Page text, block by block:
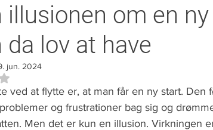
Stress og samfund It-stress Nyt fra
illusionen om en
da lov at have
jun. 2024
til NaN ud af 5 stjerner.
ved at flytte er, at man får en ny start. Den
og frustrationer bag sig og
Men det er kun en illusion. Virkningen